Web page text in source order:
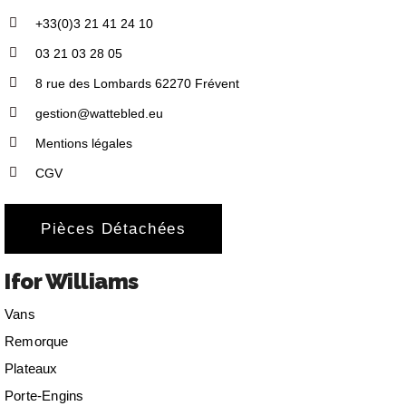
+33(0)3 21 41 24 10
03 21 03 28 05
8 rue des Lombards 62270 Frévent
gestion@wattebled.eu
Mentions légales
CGV
Pièces Détachées
Ifor Williams
Vans
Remorque
Plateaux
Porte-Engins